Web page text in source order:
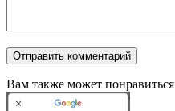
Вам также может понравиться